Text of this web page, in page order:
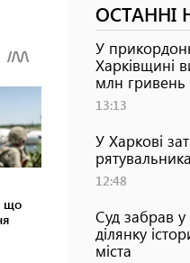
ОСТАННІ
У
Харківщині
млн гривень
13:13
У Харкові
рятувальника
12:48
Суд забрав у
ділянку
міста